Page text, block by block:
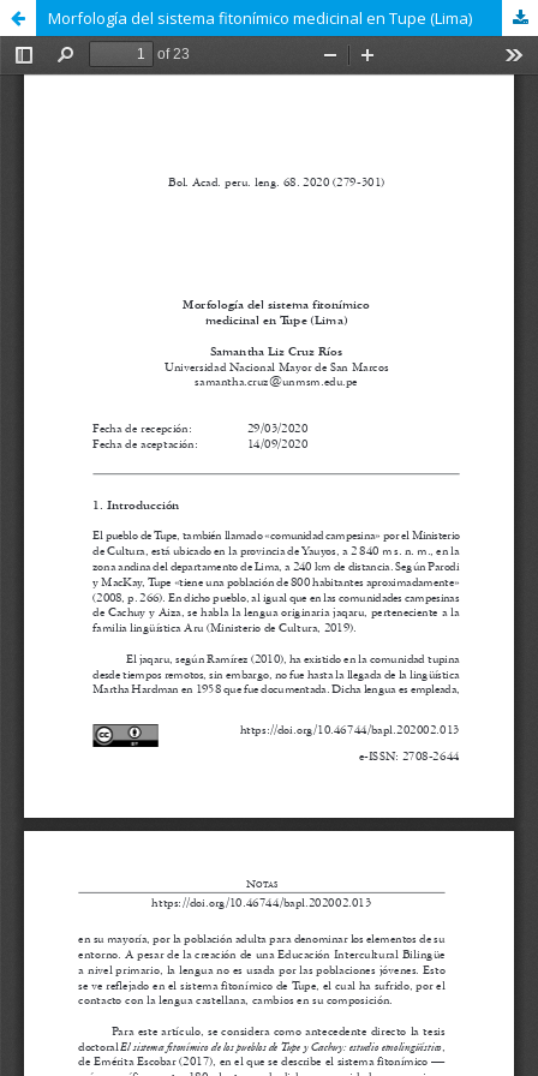
Morfología del sistema fitonímico medicinal en Tupe (Lima)